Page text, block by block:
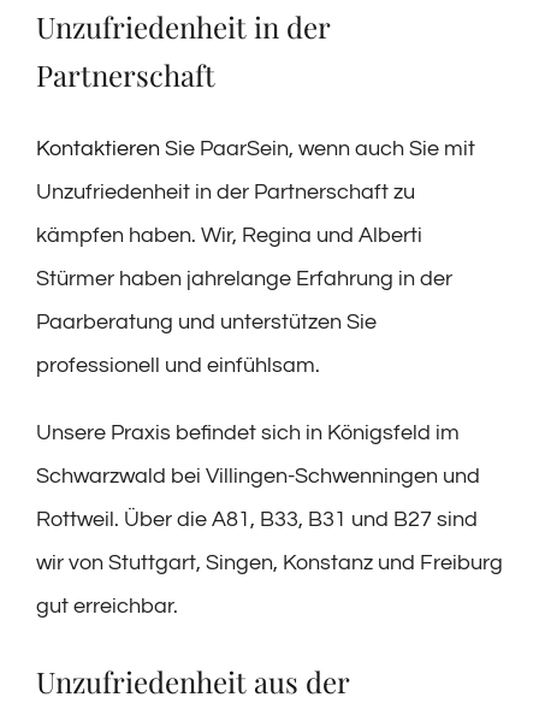
Unzufriedenheit in der
Partnerschaft
Kontaktieren Sie PaarSein, wenn auch Sie mit
Unzufriedenheit in der Partnerschaft zu
kämpfen haben. Wir, Regina und Alberti
Stürmer haben jahrelange Erfahrung in der
Paarberatung und unterstützen Sie
professionell und einfühlsam.
Unsere Praxis befindet sich in Königsfeld im
Schwarzwald bei Villingen-Schwenningen und
Rottweil. Über die A81, B33, B31 und B27 sind
wir von Stuttgart, Singen, Konstanz und Freiburg
gut erreichbar.
Unzufriedenheit aus der